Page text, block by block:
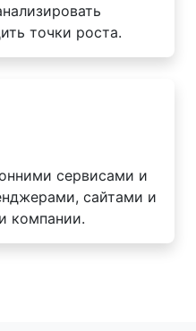
точки роста.
сервисами и
сайтами и
компании.